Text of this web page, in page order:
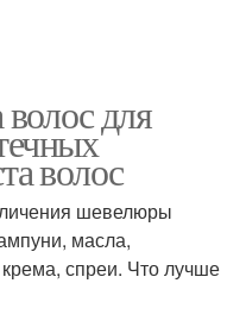
для
волос
шевелюры
масла,
спреи. Что лучше